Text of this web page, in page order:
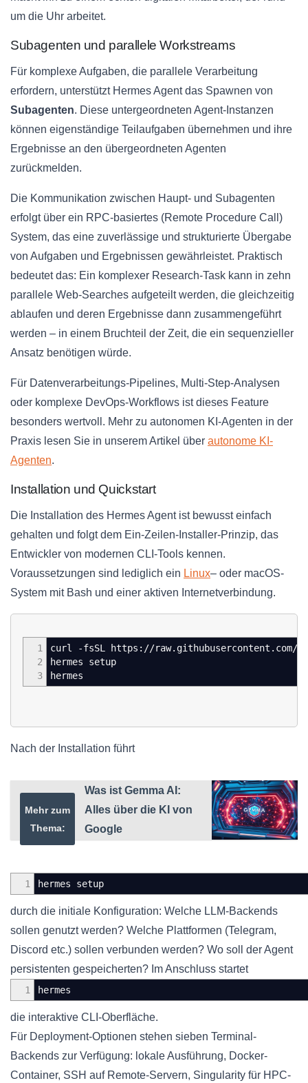
um die Uhr arbeitet.
Subagenten und parallele Workstreams
Für komplexe Aufgaben, die parallele Verarbeitung
erfordern, unterstützt Hermes Agent das Spawnen von
Subagenten. Diese untergeordneten Agent-Instanzen
können eigenständige Teilaufgaben übernehmen und ihre
Ergebnisse an den übergeordneten Agenten
zurückmelden.
Die Kommunikation zwischen Haupt- und Subagenten
erfolgt über ein RPC-basiertes (Remote Procedure Call)
System, das eine zuverlässige und strukturierte Übergabe
von Aufgaben und Ergebnissen gewährleistet. Praktisch
bedeutet das: Ein komplexer Research-Task kann in zehn
parallele Web-Searches aufgeteilt werden, die gleichzeitig
ablaufen und deren Ergebnisse dann zusammengeführt
werden – in einem Bruchteil der Zeit, die ein sequenzieller
Ansatz benötigen würde.
Für Datenverarbeitungs-Pipelines, Multi-Step-Analysen
oder komplexe DevOps-Workflows ist dieses Feature
besonders wertvoll. Mehr zu autonomen KI-Agenten in der
Praxis lesen Sie in unserem Artikel über autonome KI-
Agenten.
Installation und Quickstart
Die Installation des Hermes Agent ist bewusst einfach
gehalten und folgt dem Ein-Zeilen-Installer-Prinzip, das
Entwickler von modernen CLI-Tools kennen.
Voraussetzungen sind lediglich ein Linux– oder macOS-
System mit Bash und einer aktiven Internetverbindung.
1
2
3
curl -fsSL https://raw.githubusercontent.com/
hermes setup
hermes
Nach der Installation führt
Mehr zum
Thema:
Was ist Gemma AI:
Alles über die KI von
Google
1 hermes setup
durch die initiale Konfiguration: Welche LLM-Backends
sollen genutzt werden? Welche Plattformen (Telegram,
Discord etc.) sollen verbunden werden? Wo soll der Agent
persistenten gespeicherten? Im Anschluss startet
1 hermes
die interaktive CLI-Oberfläche.
Für Deployment-Optionen stehen sieben Terminal-
Backends zur Verfügung: lokale Ausführung, Docker-
Container, SSH auf Remote-Servern, Singularity für HPC-